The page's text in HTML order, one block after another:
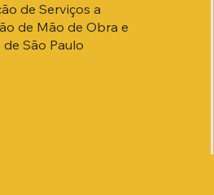
de Serviços a
de Mão de Obra e
São Paulo